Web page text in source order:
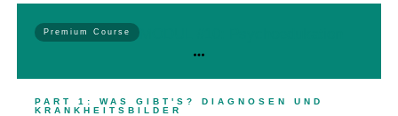
Premium Course
PART 1: WAS GIBT'S? DIAGNOSEN UND
KRANKHEITSBILDER